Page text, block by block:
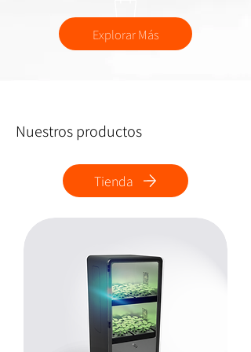
Explorar Más
Nuestros productos
Tienda